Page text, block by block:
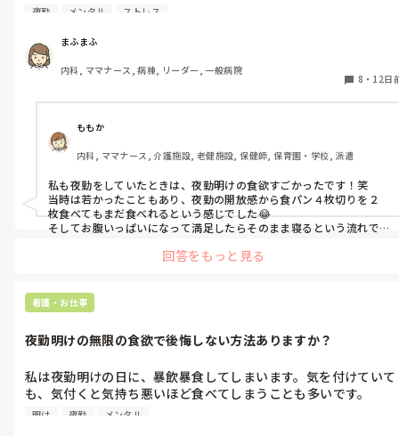
て、むくんで、最悪な状態になります。
暴食してしまうのはいつも夜勤明けです。最近は夜寝ても中途覚
不足の日々です。
日勤だけの規則正しい生活になったら、暴食してしまう日もなく
なり、ちゃんと眠れるのかなぁ…と思ってしまいます。
新人の時からずっと交代勤務をしているので、規則正しい生活で
体調が良い！という感覚を忘れてしまいました。夜勤やめて体調
改善した方いましたら、経験談を教えて欲しいです。お願いしま
す。
夜勤 メンタル ストレス
まふまふ
内科, ママナース, 病棟, リーダー, 一般病院
8 ・ 12日
ももか
内科, ママナース, 介護施設, 老健施設, 保健師, 保育園・学校, 派遣
私も夜勤をしていたときは、夜勤明けの食欲すごかったです！笑
当時は若かったこともあり、夜勤の開放感から食パン４枚切りを２
枚食べてもまだ食べれるという感じでした😂
そしてお腹いっぱいになって満足したらそのまま寝るという流れで
私も夜勤辞めてすぐは体調に変化あるかな〜なんて期待していまし
夜更かしすると、次の日の体の怠さとかがすぐに分かるようになっ
たので、やっぱり夜は寝るのに限るなと思いました😂
大事だなと思っています。
回答をもっと見る
看護・お仕事
夜勤明けの無限の食欲で後悔しない方法ありますか？
私は夜勤明けの日に、暴飲暴食してしまいます。気を付けていて
も、気付くと気持ち悪いほど食べてしまうことも多いです。
後で後悔するのでもう絶対やめようと思っても、同じことを繰り
明け 夜勤 メンタル